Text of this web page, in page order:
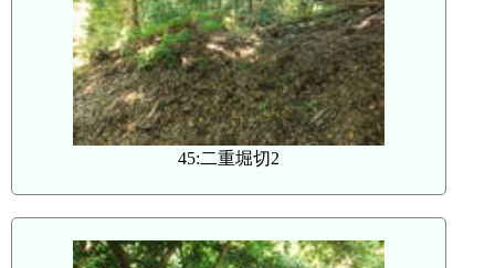
45:二重堀切2